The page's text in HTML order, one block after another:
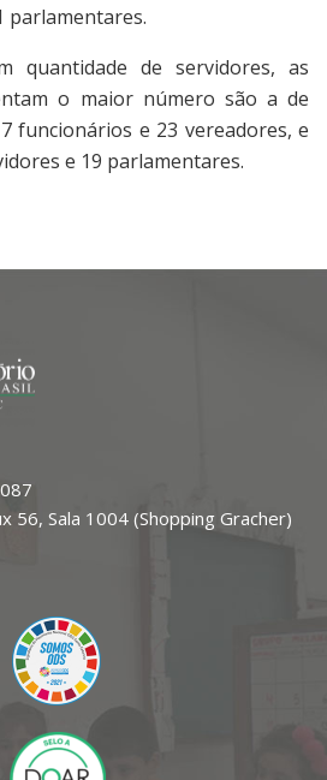
parlamentares.
quantidade de servidores, as
o maior número são a de
funcionários e 23 vereadores, e
e 19 parlamentares.
56, Sala 1004 (Shopping Gracher)